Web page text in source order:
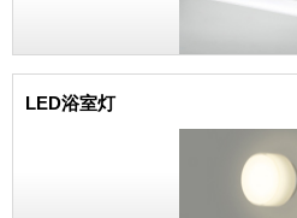
LED浴室灯